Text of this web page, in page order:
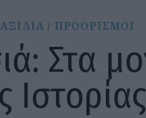
ΠΡΟΟΡΙΣΜΟΙ
Στα
Ιστορίας